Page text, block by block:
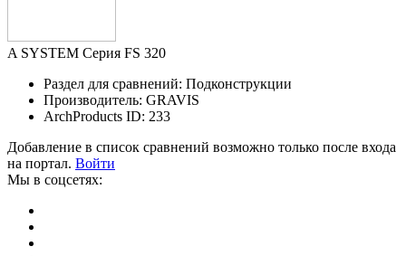
A SYSTEM Серия FS 320
Раздел для сравнений: Подконструкции
Производитель: GRAVIS
ArchProducts ID: 233
Добавление в список сравнений возможно только после входа
на портал. Войти
Мы в соцсетях: